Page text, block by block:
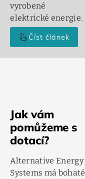
vyrobené
elektrické energie.
touch_app Číst článek
Jak vám
pomůžeme s
dotací?
Alternative Energy
Systems má bohaté